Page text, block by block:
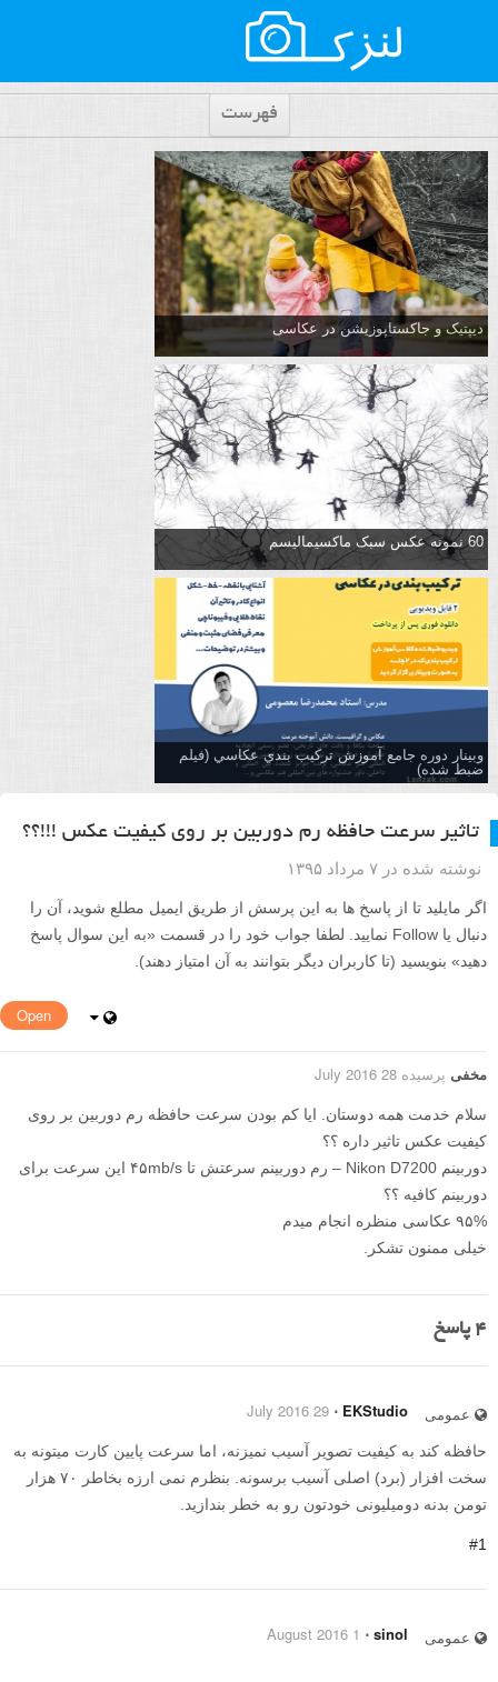
فهرست
دیپتیک و جاکستا‌پوزیشن در عکاسی
60 نمونه عکس سبک ماکسیمالیسم
وبینار دوره جامع آموزش تركيب بندي عكاسي (فیلم
ضبط شده)
تاثیر سرعت حافظه رم دوربین بر روی کیفیت عکس !!!؟؟
نوشته شده در ۷ مرداد ۱۳۹۵
اگر مایلید تا از پاسخ ها به این پرسش از طریق ایمیل مطلع شوید، آن را
دنبال یا Follow نمایید. لطفا جواب خود را در قسمت «به این سوال پاسخ
دهید» بنویسید (تا کاربران دیگر بتوانند به آن امتیاز دهند).
Open
مخفی پرسیده 28 July 2016
سلام خدمت همه دوستان. ایا کم بودن سرعت حافظه رم دوربین بر روی
کیفیت عکس تاثیر داره ؟؟
دوربینم Nikon D7200 – رم دوربینم سرعتش تا ۴۵mb/s این سرعت برای
دوربینم کافیه ؟؟
۹۵% عکاسی منظره انجام میدم
خیلی ممنون تشکر.
4 پاسخ
عمومی EKStudio
⋅
29 July 2016
حافظه کند به کیفیت تصویر آسیب نمیزنه، اما سرعت پایین کارت میتونه به
سخت افزار (برد) اصلی آسیب برسونه. بنظرم نمی ارزه بخاطر ۷۰ هزار
تومن بدنه دومیلیونی خودتون رو به خطر بندازید.
#1
عمومی sinol
⋅
1 August 2016